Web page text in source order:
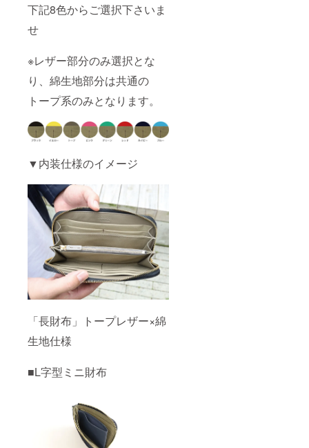
下記8色からご選択下さいま
せ
※レザー部分のみ選択とな
り、綿生地部分は共通の
トープ系のみとなります。
▼内装仕様のイメージ
「長財布」トープレザー×綿
生地仕様
■L字型ミニ財布